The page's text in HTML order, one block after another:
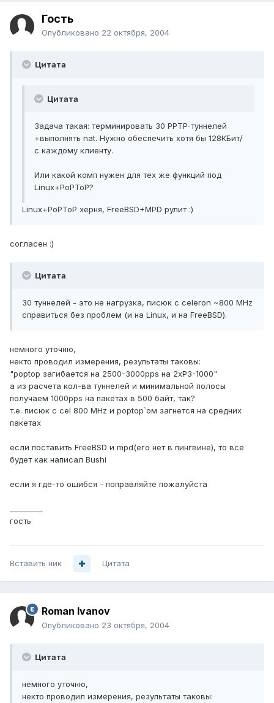
Гость
Опубликовано 22 октября, 2004
Цитата
Цитата
Задача такая: терминировать 30 PPTP-туннелей
+выполнять nat. Нужно обеспечить хотя бы 128КБит/
с каждому клиенту.
Или какой комп нужен для тех же функций под
Linux+PoPToP?
Linux+PoPToP херня, FreeBSD+MPD рулит :)
согласен :)
Цитата
30 туннелей - это не нагрузка, писюк с celeron ~800 MHz
cправиться без проблем (и на Linux, и на FreeBSD).
немного уточню,
некто проводил измерения, результаты таковы:
"poptop загибается на 2500-3000pps на 2хР3-1000"
а из расчета кол-ва туннелей и минимальной полосы
получаем 1000pps на пакетах в 500 байт, так?
т.е. писюк с cel 800 MHz и poptop`ом загнется на средних
пакетах
если поставить FreeBSD и mpd(его нет в пингвине), то все
будет как написал Bushi
если я где-то ошибся - поправляйте пожалуйста
гость
Вставить ник Цитата
Roman Ivanov
Опубликовано 23 октября, 2004
Цитата
немного уточню,
некто проводил измерения, результаты таковы: